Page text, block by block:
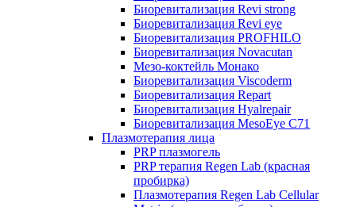
Биоревитализация Revi strong
Биоревитализация Revi eye
Биоревитализация PROFHILO
Биоревитализация Novacutan
Мезо-коктейль Монако
Биоревитализация Viscoderm
Биоревитализация Repart
Биоревитализация Hyalrepair
Биоревитализация MesoEye C71
Плазмотерапия лица
PRP плазмогель
PRP терапия Regen Lab (красная
пробирка)
Плазмотерапия Regen Lab Cellular